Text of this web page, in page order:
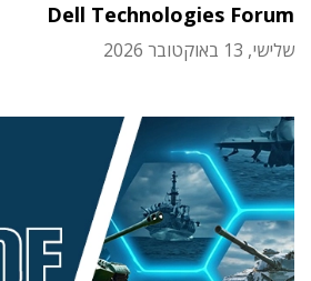
Dell Technologies Forum
שלישי, 13 באוקטובר 2026